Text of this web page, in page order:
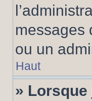
messages
ou un
Haut
»